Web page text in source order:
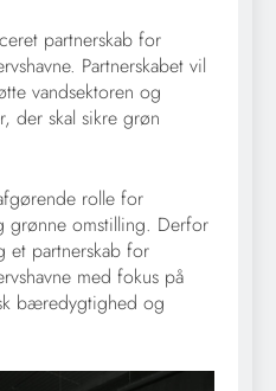
partnerskab for
Partnerskabet vil
vandsektoren og
der skal sikre grøn
rolle for
grønne omstilling. Derfor
et partnerskab for
med fokus på
bæredygtighed og